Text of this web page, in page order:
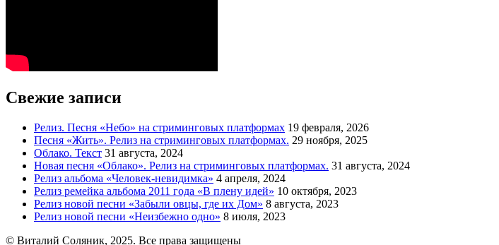
Свежие записи
Релиз. Песня «Небо» на стриминговых платформах 19 февраля, 2026
Песня «Жить». Релиз на стриминговых платформах. 29 ноября, 2025
Облако. Текст 31 августа, 2024
Новая песня «Облако». Релиз на стриминговых платформах. 31 августа, 2024
Релиз альбома «Человек-невидимка» 4 апреля, 2024
Релиз ремейка альбома 2011 года «В плену идей» 10 октября, 2023
Релиз новой песни «Забыли овцы, где их Дом» 8 августа, 2023
Релиз новой песни «Неизбежно одно» 8 июля, 2023
© Виталий Соляник, 2025. Все права защищены